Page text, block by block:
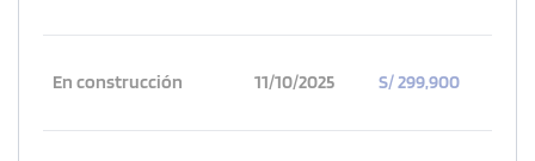
En construcción 11/10/2025 S/ 299,900